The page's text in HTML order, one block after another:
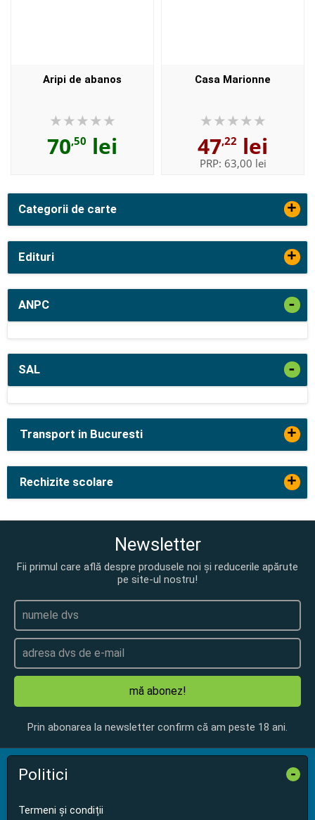
Categorii de carte +
Edituri +
ANPC -
SAL -
Aripi de abanos
70,50 lei
Casa Marionne
47,22 lei
PRP: 63,00 lei
Transport in Bucuresti +
Rechizite scolare +
Newsletter
Fii primul care află despre produsele noi și reducerile apărute
pe site-ul nostru!
mă abonez!
Prin abonarea la newsletter confirm că am peste 18 ani.
Politici -
Termeni și condiții